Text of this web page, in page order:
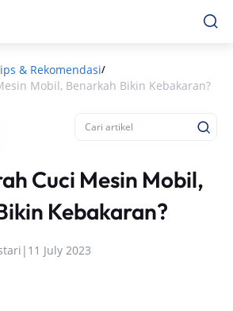
& Rekomendasi/
Mobil, Benarkah Bikin Kebakaran?
Cuci Mesin Mobil,
Kebakaran?
| 11 July 2023